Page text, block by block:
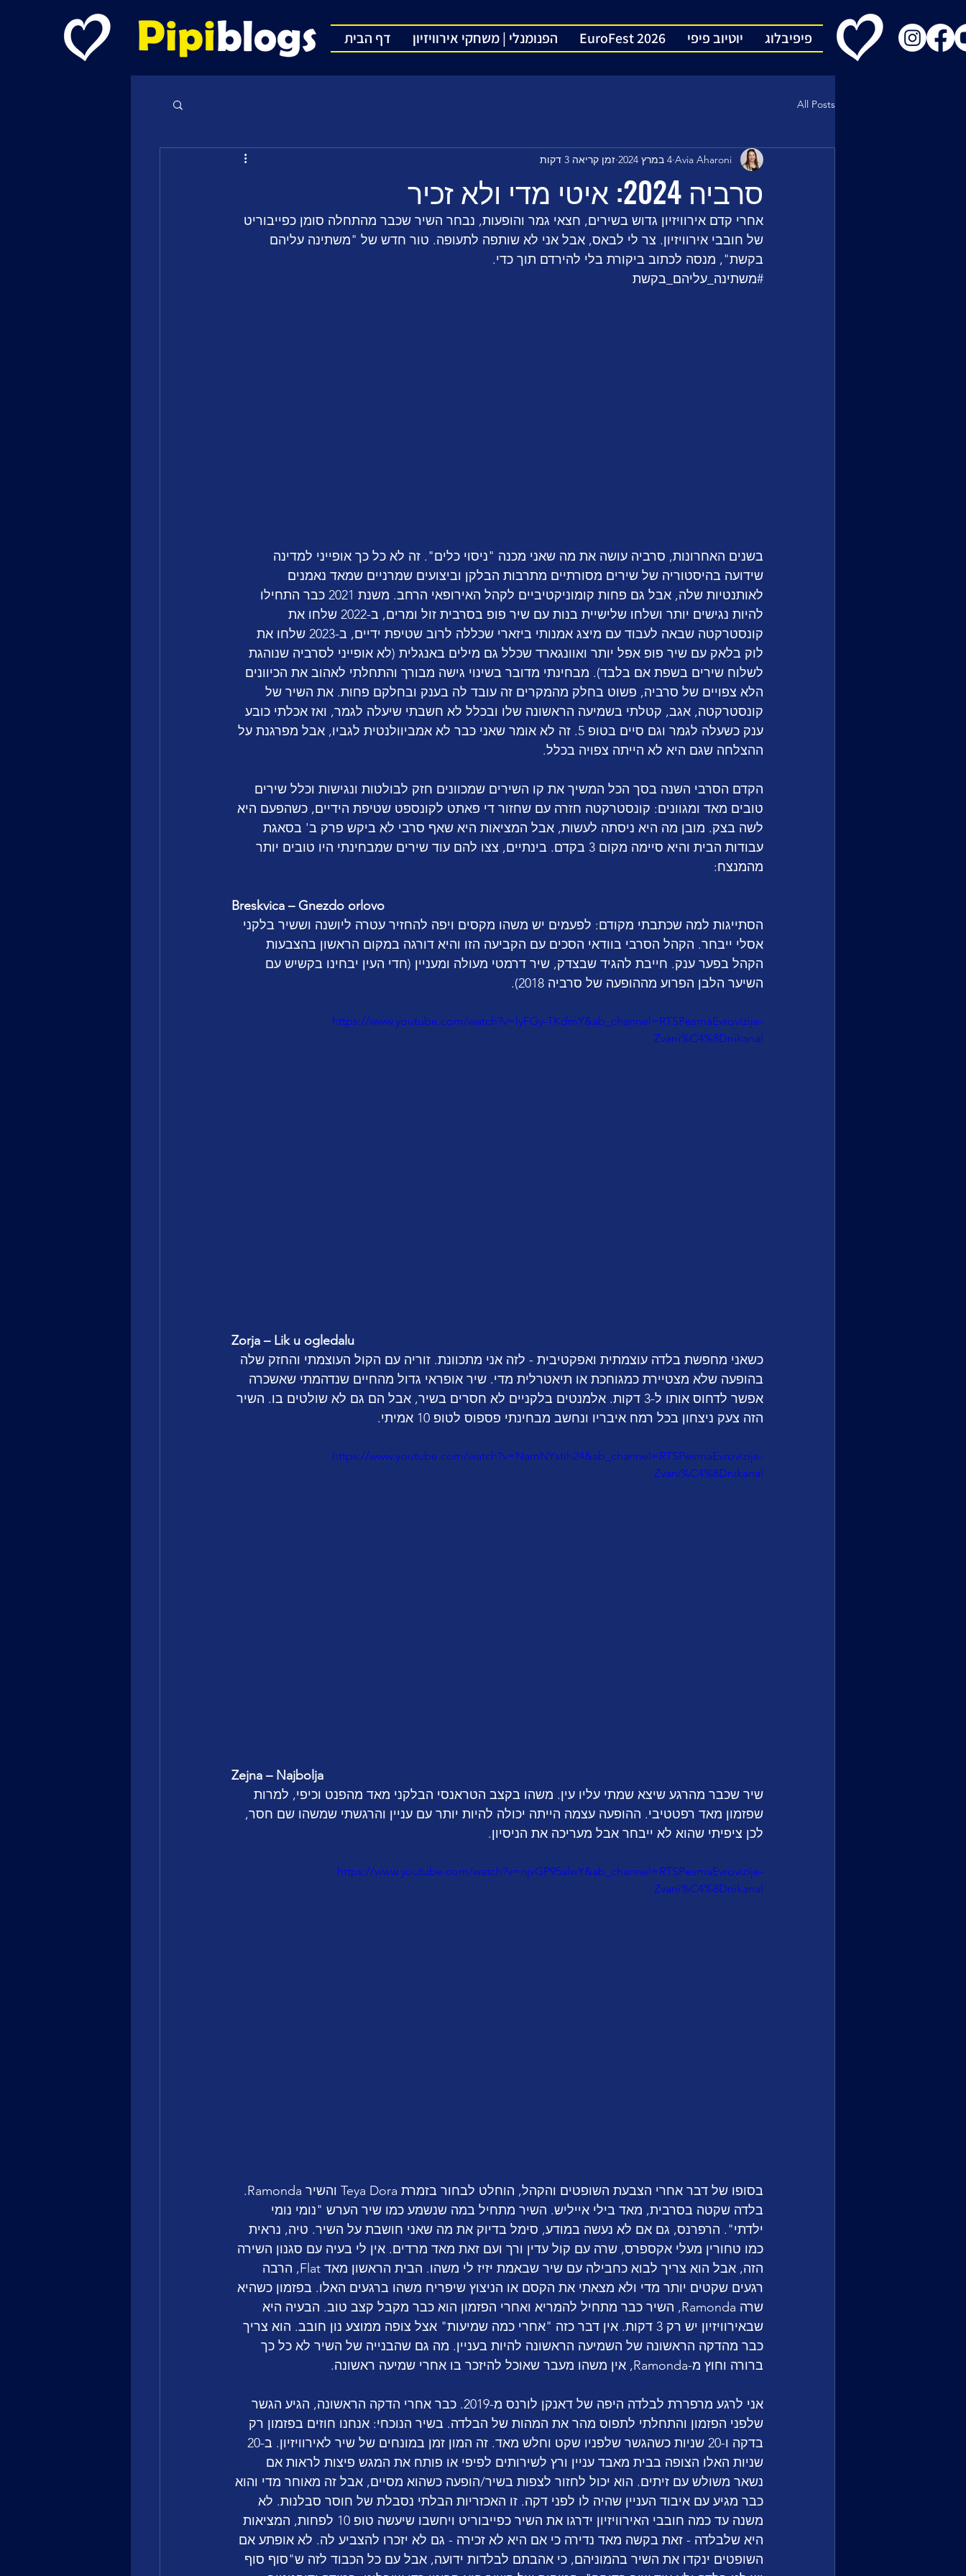
דף הבית הפנומנלי | משחקי אירוויזיון EuroFest 2026 יוטיוב פיפי פיפיבלוג
All Posts
סרביה 2024: איטי מדי ולא זכיר
Avia Aharoni 4 במרץ 2024 זמן קריאה 3 דקות
אחרי קדם אירוויזיון גדוש בשירים, חצאי גמר והופעות, נבחר השיר שכבר מהתחלה סומן כפייבוריט
של חובבי אירוויזיון. צר לי לבאס, אבל אני לא שותפה לתעופה. טור חדש של "משתינה עליהם
בקשת", מנסה לכתוב ביקורת בלי להירדם תוך כדי.
#משתינה_עליהם_בקשת
בשנים האחרונות, סרביה עושה את מה שאני מכנה "ניסוי כלים". זה לא כל כך אופייני למדינה
שידועה בהיסטוריה של שירים מסורתיים מתרבות הבלקן וביצועים שמרניים שמאד נאמנים
לאותנטיות שלה, אבל גם פחות קומוניקטיביים לקהל האירופאי הרחב. משנת 2021 כבר התחילו
להיות נגישים יותר ושלחו שלישיית בנות עם שיר פופ בסרבית זול ומרים, ב-2022 שלחו את
קונסטרקטה שבאה לעבוד עם מיצג אמנותי ביזארי שכללה לרוב שטיפת ידיים, ב-2023 שלחו את
לוק בלאק עם שיר פופ אפל יותר ואוונגארד שכלל גם מילים באנגלית (לא אופייני לסרביה שנוהגת
לשלוח שירים בשפת אם בלבד). מבחינתי מדובר בשינוי גישה מבורך והתחלתי לאהוב את הכיוונים
הלא צפויים של סרביה, פשוט בחלק מהמקרים זה עובד לה בענק ובחלקם פחות. את השיר של
קונסטרקטה, אגב, קטלתי בשמיעה הראשונה שלו ובכלל לא חשבתי שיעלה לגמר, ואז אכלתי כובע
ענק כשעלה לגמר וגם סיים בטופ 5. זה לא אומר שאני כבר לא אמביוולנטית לגביו, אבל מפרגנת על
ההצלחה שגם היא לא הייתה צפויה בכלל.
הקדם הסרבי השנה בסך הכל המשיך את קו השירים שמכוונים חזק לבולטות ונגישות וכלל שירים
טובים מאד ומגוונים: קונסטרקטה חזרה עם שחזור די פאתט לקונספט שטיפת הידיים, כשהפעם היא
לשה בצק. מובן מה היא ניסתה לעשות, אבל המציאות היא שאף סרבי לא ביקש פרק ב' בסאגת
עבודות הבית והיא סיימה מקום 3 בקדם. בינתיים, צצו להם עוד שירים שמבחינתי היו טובים יותר
מהמנצח:
Breskvica – Gnezdo orlovo
הסתייגות למה שכתבתי מקודם: לפעמים יש משהו מקסים ויפה להחזיר עטרה ליושנה וששיר בלקני
אסלי ייבחר. הקהל הסרבי בוודאי הסכים עם הקביעה הזו והיא דורגה במקום הראשון בהצבעות
הקהל בפער ענק. חייבת להגיד שבצדק, שיר דרמטי מעולה ומעניין (חדי העין יבחינו בקשיש עם
השיער הלבן הפרוע מההופעה של סרביה 2018).
https://www.youtube.com/watch?v=lyFGy-TKdmY&ab_channel=RTSPesmaEvrovizije-
Zvani%C4%8Dnikanal
Zorja – Lik u ogledalu
כשאני מחפשת בלדה עוצמתית ואפקטיבית - לזה אני מתכוונת. זוריה עם הקול העוצמתי והחזק שלה
בהופעה שלא מצטיירת כמגוחכת או תיאטרלית מדי. שיר אופראי גדול מהחיים שנדהמתי שאשכרה
אפשר לדחוס אותו ל-3 דקות. אלמנטים בלקניים לא חסרים בשיר, אבל הם גם לא שולטים בו. השיר
הזה צעק ניצחון בכל רמח איבריו ונחשב מבחינתי פספוס לטופ 10 אמיתי.
https://www.youtube.com/watch?v=NamNYstih24&ab_channel=RTSPesmaEvrovizije-
Zvani%C4%8Dnikanal
Zejna – Najbolja
שיר שכבר מהרגע שיצא שמתי עליו עין. משהו בקצב הטראנסי הבלקני מאד מהפנט וכיפי, למרות
שפזמון מאד רפטטיבי. ההופעה עצמה הייתה יכולה להיות יותר עם עניין והרגשתי שמשהו שם חסר,
לכן ציפיתי שהוא לא ייבחר אבל מעריכה את הניסיון.
https://www.youtube.com/watch?v=njvGP95alwY&ab_channel=RTSPesmaEvrovizije-
Zvani%C4%8Dnikanal
בסופו של דבר אחרי הצבעת השופטים והקהל, הוחלט לבחור בזמרת Teya Dora והשיר Ramonda.
בלדה שקטה בסרבית, מאד בילי אייליש. השיר מתחיל במה שנשמע כמו שיר הערש "נומי נומי
ילדתי". הרפרנס, גם אם לא נעשה במודע, סימל בדיוק את מה שאני חושבת על השיר. טיה, נראית
כמו טחורין מעלי אקספרס, שרה עם קול עדין ורך ועם זאת מאד מרדים. אין לי בעיה עם סגנון השירה
הזה, אבל הוא צריך לבוא כחבילה עם שיר שבאמת יזיז לי משהו. הבית הראשון מאד Flat, הרבה
רגעים שקטים יותר מדי ולא מצאתי את הקסם או הניצוץ שיפריח משהו ברגעים האלו. בפזמון כשהיא
שרה Ramonda, השיר כבר מתחיל להמריא ואחרי הפזמון הוא כבר מקבל קצב טוב. הבעיה היא
שבאירוויזיון יש רק 3 דקות. אין דבר כזה "אחרי כמה שמיעות" אצל צופה ממוצע נון חובב. הוא צריך
כבר מהדקה הראשונה של השמיעה הראשונה להיות בעניין. מה גם שהבנייה של השיר לא כל כך
ברורה וחוץ מ-Ramonda, אין משהו מעבר שאוכל להיזכר בו אחרי שמיעה ראשונה.
אני לרגע מרפררת לבלדה היפה של דאנקן לורנס מ-2019. כבר אחרי הדקה הראשונה, הגיע הגשר
שלפני הפזמון והתחלתי לתפוס מהר את המהות של הבלדה. בשיר הנוכחי: אנחנו חוזים בפזמון רק
שניות האלו הצופה בבית מאבד עניין ורץ לשירותים לפיפי או פותח את המגש פיצות לראות אם
נשאר משולש עם זיתים. הוא יכול לחזור לצפות בשיר/הופעה כשהוא מסיים, אבל זה מאוחר מדי והוא
כבר מגיע עם איבוד העניין שהיה לו לפני דקה. זו האכזריות הבלתי נסבלת של חוסר סבלנות. לא
משנה עד כמה חובבי האירוויזיון ידרגו את השיר כפייבוריט ויחשבו שיעשה טופ 10 לפחות, המציאות
היא שלבלדה - זאת בקשה מאד נדירה כי אם היא לא זכירה - גם לא יזכרו להצביע לה. לא אופתע אם
השופטים ינקדו את השיר בהמוניהם, כי אהבתם לבלדות ידועה, אבל עם כל הכבוד לזה ש"סוף סוף